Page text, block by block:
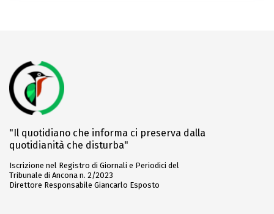
"Il quotidiano che informa ci preserva dalla
quotidianità che disturba"
Iscrizione nel Registro di Giornali e Periodici del
Tribunale di Ancona n. 2/2023
Direttore Responsabile Giancarlo Esposto